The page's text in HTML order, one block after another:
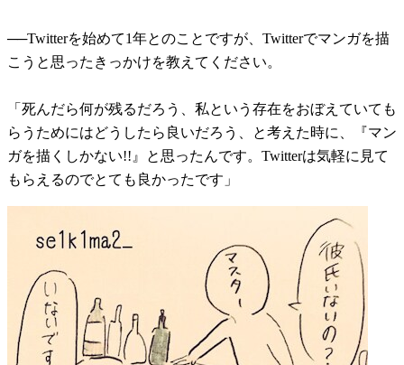
──Twitterを始めて1年とのことですが、Twitterでマンガを描
こうと思ったきっかけを教えてください。
「死んだら何が残るだろう、私という存在をおぼえていても
らうためにはどうしたら良いだろう、と考えた時に、『マン
ガを描くしかない!!』と思ったんです。Twitterは気軽に見て
もらえるのでとても良かったです」